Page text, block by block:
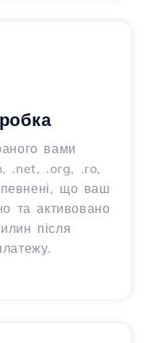
вами
.net, .org, .ro,
що ваш
та активовано
після